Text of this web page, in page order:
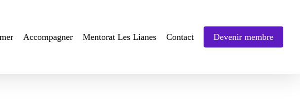
Accompagner Mentorat Les Lianes Contact Devenir membre